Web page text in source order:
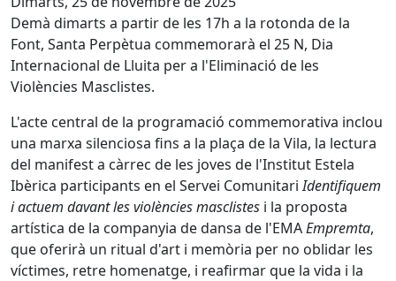
Demà dimarts a partir de les 17h a la rotonda de la
Font, Santa Perpètua commemorarà el 25 N, Dia
Internacional de Lluita per a l'Eliminació de les
Violències Masclistes.
L'acte central de la programació commemorativa inclou
una marxa silenciosa fins a la plaça de la Vila, la lectura
del manifest a càrrec de les joves de l'Institut Estela
Ibèrica participants en el Servei ComunitariIdentifiquem
i actuem davant les violències masclistes i la proposta
artística de la companyia de dansa de l'EMAEmpremta,
que oferirà un ritual d'art i memòria per no oblidar les
víctimes, retre homenatge, i reafirmar que la vida i la